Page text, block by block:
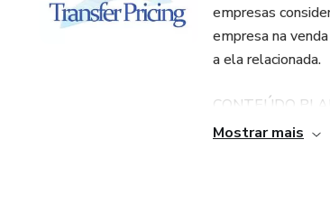
empresas
empresa na
a ela relacionada.
CONTEÚDO
Mostrar mais